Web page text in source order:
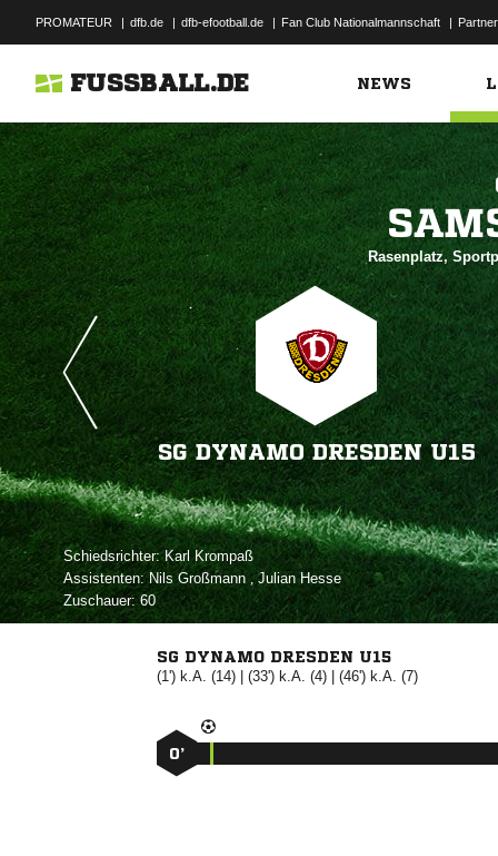
PROMATEUR | dfb.de | dfb-efootball.de | Fan Club Nationalmannschaft | Partner
FUSSBALL.DE NEWS
Rasenplatz,
SG DYNAMO DRESDEN U15
Schiedsrichter:  
Assistenten:   ,  
Zuschauer:60
SG DYNAMO DRESDEN U15
(1') k.A. (14) | (33') k.A. (4) | (46') k.A. (7)
0’